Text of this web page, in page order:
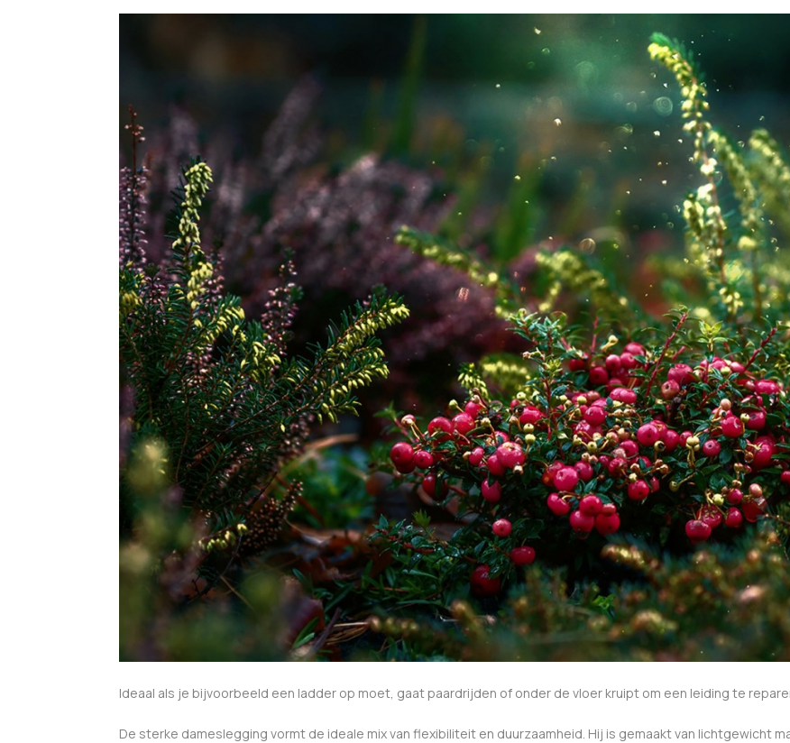
Ideaal als je bijvoorbeeld een ladder op moet, gaat paardrijden of onder de vloer kruipt om een leiding te
De sterke dameslegging vormt de ideale mix van flexibiliteit en duurzaamheid. Hij is gemaakt van lichtgewicht